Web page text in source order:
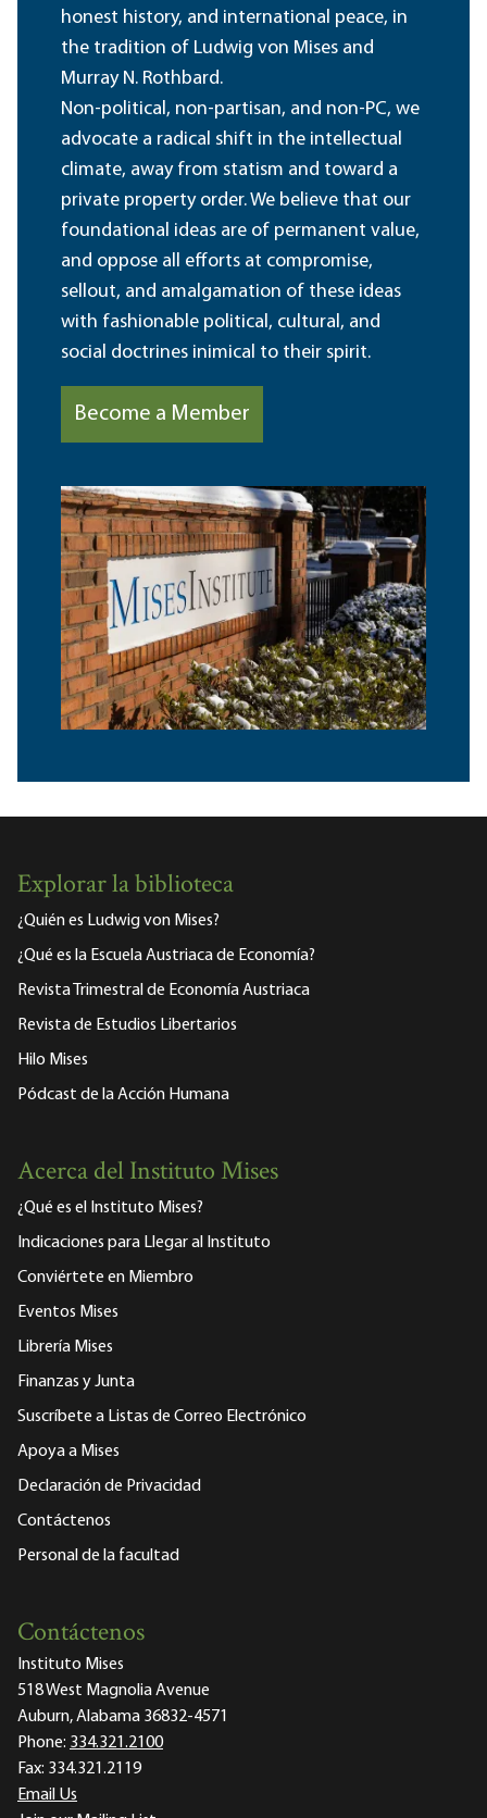
honest history, and international peace, in
the tradition of Ludwig von Mises and
Murray N. Rothbard.
Non-political, non-partisan, and non-PC, we
advocate a radical shift in the intellectual
climate, away from statism and toward a
private property order. We believe that our
foundational ideas are of permanent value,
and oppose all efforts at compromise,
sellout, and amalgamation of these ideas
with fashionable political, cultural, and
social doctrines inimical to their spirit.
Become a Member
Explorar la biblioteca
¿Quién es Ludwig von Mises?
¿Qué es la Escuela Austriaca de Economía?
Revista Trimestral de Economía Austriaca
Revista de Estudios Libertarios
Hilo Mises
Pódcast de la Acción Humana
Acerca del Instituto Mises
¿Qué es el Instituto Mises?
Indicaciones para Llegar al Instituto
Conviértete en Miembro
Eventos Mises
Librería Mises
Finanzas y Junta
Suscríbete a Listas de Correo Electrónico
Apoya a Mises
Declaración de Privacidad
Contáctenos
Personal de la facultad
Contáctenos
Instituto Mises
518 West Magnolia Avenue
Auburn, Alabama 36832-4571
Phone: 334.321.2100
Fax: 334.321.2119
Email Us